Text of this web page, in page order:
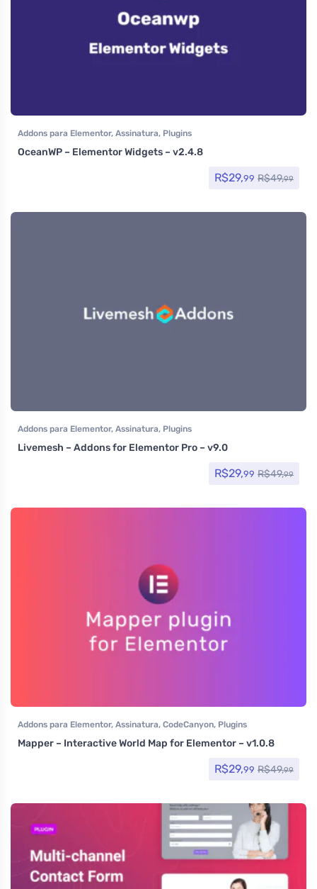
Addons para Elementor, Assinatura, Plugins
OceanWP – Elementor Widgets – v2.4.8
R$29,99 R$49,99
Addons para Elementor, Assinatura, Plugins
Livemesh – Addons for Elementor Pro – v9.0
R$29,99 R$49,99
Addons para Elementor, Assinatura, CodeCanyon, Plugins
Mapper – Interactive World Map for Elementor – v1.0.8
R$29,99 R$49,99